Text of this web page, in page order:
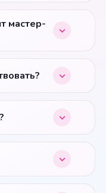
мастер-